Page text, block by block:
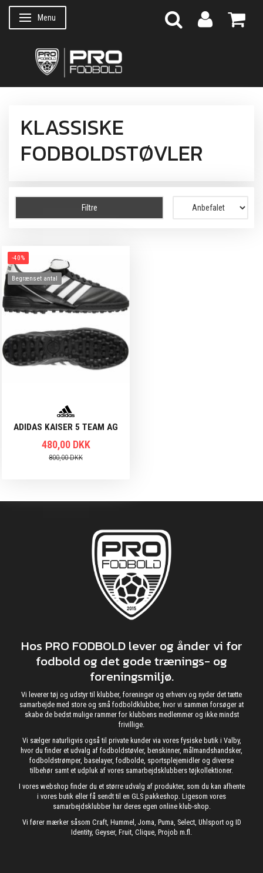
Skifte navigation
Menu
KLASSISKE
FODBOLDSTØVLER
Filtre
-40%
Begrænset antal
ADIDAS KAISER 5 TEAM AG
480,00 DKK
800,00 DKK
Hos PRO FODBOLD lever og ånder vi for
fodbold og det gode trænings- og
foreningsmiljø.
Vi leverer tøj og udstyr til klubber, foreninger og erhverv og nyder det tætte
samarbejde med store og små fodboldklubber, hvor vi sammen forsøger at
skabe de bedst mulige rammer for klubbens medlemmer og ikke mindst
frivillige.
Vi sælger naturligvis også til private kunder via vores fysiske butik i Valby,
hvor du finder et udvalg af fodboldstøvler, benskinner, målmandshandsker,
fodboldstrømper, baselayer, fodbolde, sportsplejemidler og diverse
tilbehør samt et udpluk af vores samarbejdsklubbers tøjkollektioner.
I vores webshop finder du et større udvalg af produkter, som du kan afhente
i vores butik eller få sendt til en GLS pakkeshop. Ligesom vores
samarbejdsklubber har deres egen online klub-shop.
Vi fører mærker såsom Craft, Hummel, Joma, Puma, Select, Uhlsport og ID
Identity, Geyser, Fruit, Clique, Projob m.fl.